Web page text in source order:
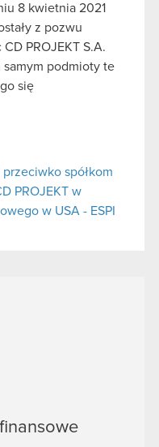
8 kwietnia 2021
z pozwu
PROJEKT S.A.
samym podmioty te
się
spółkom
PROJEKT w
w USA - ESPI